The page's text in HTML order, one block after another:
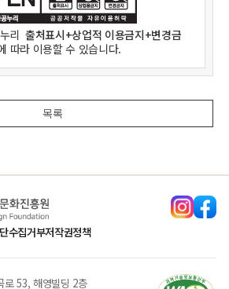
리 출처표시+상업적 이용금지+변경금
따라 이용할 수 있습니다.
목록
수집거부저작권정책
로 53, 해영빌딩 2층